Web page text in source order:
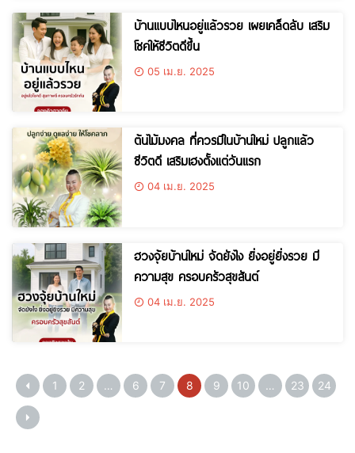
บ้านแบบไหนอยู่แล้วรวย เผยเคล็ดลับ เสริม
โชคให้ชีวิตดีขึ้น
05 เม.ย. 2025
ต้นไม้มงคล ที่ควรมีในบ้านใหม่ ปลูกแล้ว
ชีวิตดี เสริมเฮงตั้งแต่วันแรก
04 เม.ย. 2025
ฮวงจุ้ยบ้านใหม่ จัดยังไง ยิ่งอยู่ยิ่งรวย มี
ความสุข ครอบครัวสุขสันต์
04 เม.ย. 2025
1 2 … 6 7 8 9 10 … 23 24